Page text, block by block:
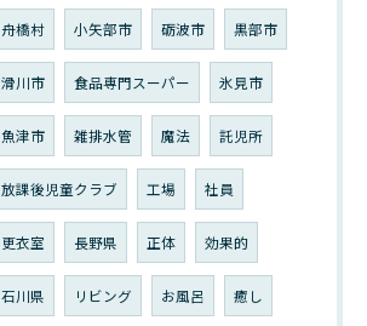
舟橋村 小矢部市 砺波市 黒部市
滑川市 食品専門スーパー 氷見市
魚津市 雑排水管 魔法 託児所
放課後児童クラブ 工場 社員
更衣室 長野県 正体 効果的
石川県 リビング お風呂 癒し